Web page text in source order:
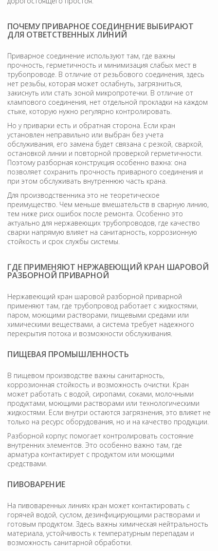
ПОЧЕМУ ПРИВАРНОЕ СОЕДИНЕНИЕ ВЫБИРАЮТ
ДЛЯ ОТВЕТСТВЕННЫХ ЛИНИЙ
Приварное соединение используют там, где важны
прочность, герметичность и минимизация слабых мест в
трубопроводе. В отличие от резьбового соединения, здесь
нет резьбы, которая может ослабнуть, загрязниться,
закиснуть или стать зоной микропротечки. В отличие от
клампового соединения, нет отдельной прокладки на каждом
стыке, которую нужно регулярно контролировать.
Но у приварки есть и обратная сторона. Если кран
установлен неправильно или выбран без учета
обслуживания, его замена будет связана с резкой, сваркой,
остановкой линии и повторной проверкой герметичности.
Поэтому разборная конструкция особенно важна: она
позволяет сохранить прочность приварного соединения и
при этом обслуживать внутреннюю часть крана.
Для производственника это не теоретическое
преимущество. Чем меньше вмешательств в сварную линию,
тем ниже риск ошибок после ремонта. Особенно это
актуально для нержавеющих трубопроводов, где качество
сварки напрямую влияет на санитарность, коррозионную
стойкость и срок службы системы.
ГДЕ ПРИМЕНЯЮТ НЕРЖАВЕЮЩИЙ КРАН ШАРОВОЙ
РАЗБОРНОЙ ПРИВАРНОЙ
Нержавеющий кран шаровой разборной приварной
применяют там, где трубопровод работает с жидкостями,
паром, моющими растворами, пищевыми средами или
химическими веществами, а система требует надежного
перекрытия потока и возможности обслуживания.
ПИЩЕВАЯ ПРОМЫШЛЕННОСТЬ
В пищевом производстве важны санитарность,
коррозионная стойкость и возможность очистки. Кран
может работать с водой, сиропами, соками, молочными
продуктами, моющими растворами или технологическими
жидкостями. Если внутри остаются загрязнения, это влияет не
только на ресурс оборудования, но и на качество продукции.
Разборной корпус помогает контролировать состояние
внутренних элементов. Это особенно важно там, где
арматура контактирует с продуктом или моющими
средствами.
ПИВОВАРЕНИЕ
На пивоваренных линиях кран может контактировать с
горячей водой, суслом, дезинфицирующими растворами и
готовым продуктом. Здесь важны химическая нейтральность
материала, устойчивость к температурным перепадам и
возможность санитарной обработки.